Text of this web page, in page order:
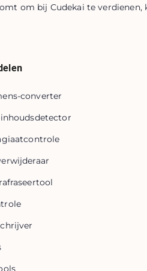
om bij Cudekai te
converter